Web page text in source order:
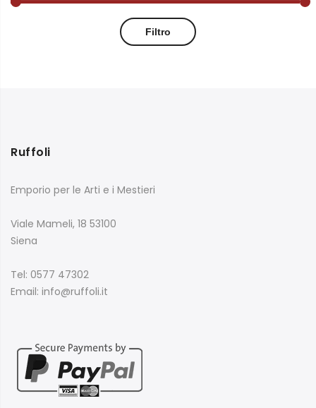
Filtro
Ruffoli
Emporio per le Arti e i Mestieri
Viale Mameli, 18 53100
Siena
Tel: 0577 47302
Email: info@ruffoli.it